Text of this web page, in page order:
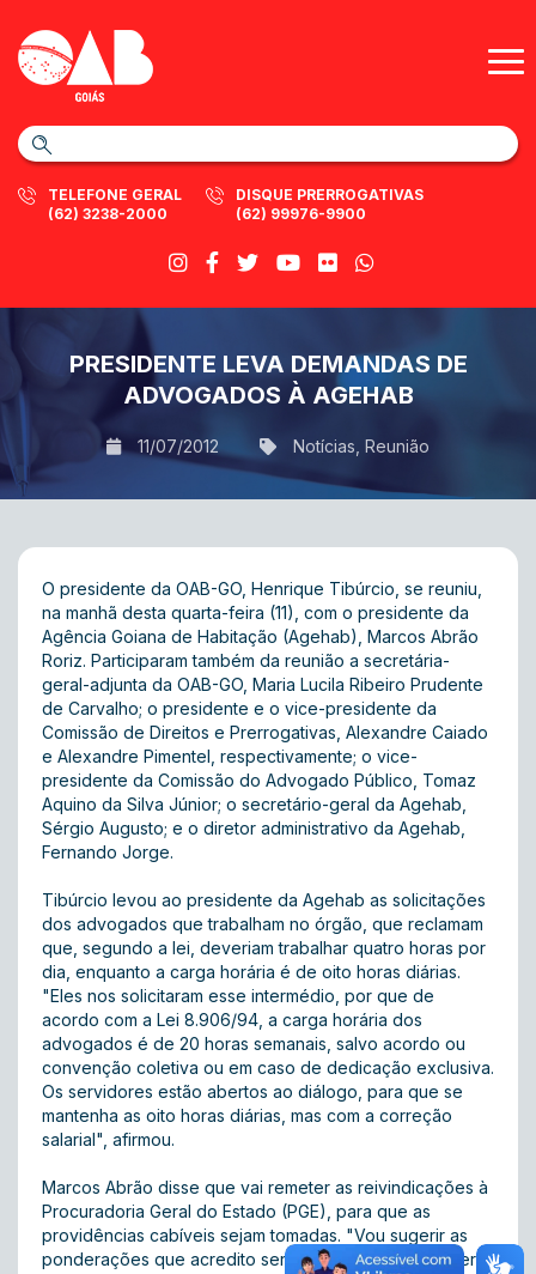
TELEFONE GERAL
(62) 3238-2000
DISQUE PRERROGATIVAS
(62) 99976-9900
PRESIDENTE LEVA DEMANDAS DE
ADVOGADOS À AGEHAB
11/07/2012 Notícias Reunião
O presidente da OAB-GO, Henrique Tibúrcio, se reuniu,
na manhã desta quarta-feira (11), com o presidente da
Agência Goiana de Habitação (Agehab), Marcos Abrão
Roriz. Participaram também da reunião a secretária-
geral-adjunta da OAB-GO, Maria Lucila Ribeiro Prudente
de Carvalho; o presidente e o vice-presidente da
Comissão de Direitos e Prerrogativas, Alexandre Caiado
e Alexandre Pimentel, respectivamente; o vice-
presidente da Comissão do Advogado Público, Tomaz
Aquino da Silva Júnior; o secretário-geral da Agehab,
Sérgio Augusto; e o diretor administrativo da Agehab,
Fernando Jorge.
Tibúrcio levou ao presidente da Agehab as solicitações
dos advogados que trabalham no órgão, que reclamam
que, segundo a lei, deveriam trabalhar quatro horas por
dia, enquanto a carga horária é de oito horas diárias.
"Eles nos solicitaram esse intermédio, por que de
acordo com a Lei 8.906/94, a carga horária dos
advogados é de 20 horas semanais, salvo acordo ou
convenção coletiva ou em caso de dedicação exclusiva.
Os servidores estão abertos ao diálogo, para que se
mantenha as oito horas diárias, mas com a correção
salarial", afirmou.
Marcos Abrão disse que vai remeter as reivindicações à
Procuradoria Geral do Estado (PGE), para que as
providências cabíveis sejam tomadas. "Vou sugerir as
ponderações que acredito serem necessárias e espero